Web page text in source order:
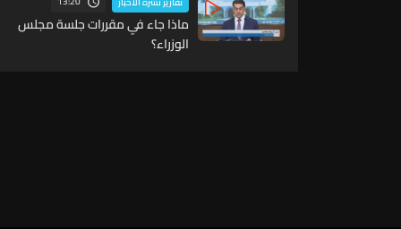
ماذا جاء في مقررات جلسة مجلس
الوزراء؟